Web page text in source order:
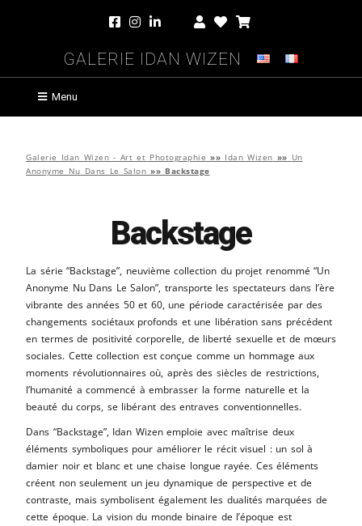
Galerie Idan Wizen
Menu
Galerie Idan Wizen - Art et Photographie »» Idan Wizen »» Un
Anonyme Nu Dans Le Salon »» Backstage
Backstage
La série “Backstage”, neuvième collection du projet renommé “Un
Anonyme Nu Dans Le Salon”, transporte les spectateurs dans l’ère
vibrante des années 50 et 60, une période caractérisée par des
changements sociétaux profonds et une libération sans précédent
en termes de positivité corporelle, de liberté sexuelle et de mœurs
sociales. Cette collection est conçue comme un hommage aux
moments révolutionnaires où, après des siècles de restrictions,
l’humanité a commencé à embrasser la forme naturelle et la
beauté du corps, se libérant des entraves conventionnelles.
Dans “Backstage”, Idan Wizen emploie avec maîtrise deux
éléments symboliques pour améliorer le récit visuel : un sol à
damier noir et blanc et une chaise longue rayée. Ces éléments
créent non seulement un jeu dynamique de perspective et de
contraste, mais symbolisent également les dualités marquées de
cette époque. La vision du monde binaire de l’époque est